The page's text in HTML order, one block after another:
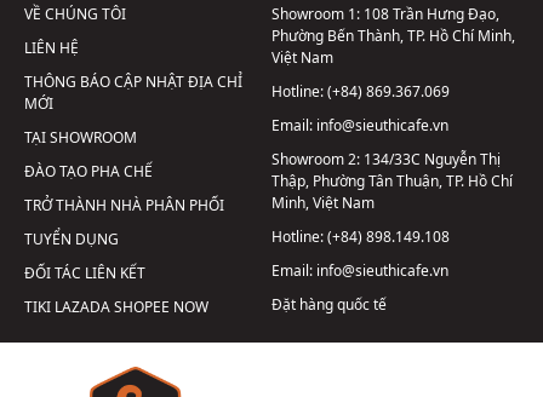
VỀ CHÚNG TÔI
LIÊN HỆ
THÔNG BÁO CẬP NHẬT ĐỊA CHỈ
MỚI
TẠI SHOWROOM
ĐÀO TẠO PHA CHẾ
TRỞ THÀNH NHÀ PHÂN PHỐI
TUYỂN DỤNG
ĐỐI TÁC LIÊN KẾT
TIKI LAZADASHOPEE NOW
Showroom 1: 108 Trần Hưng Đạo,
Phường Bến Thành, TP. Hồ Chí Minh,
Việt Nam
Hotline:(+84) 869.367.069
Email: info@sieuthicafe.vn
Showroom 2: 134/33C Nguyễn Thị
Thập, Phường Tân Thuận, TP. Hồ Chí
Minh, Việt Nam
Hotline:(+84) 898.149.108
Email: info@sieuthicafe.vn
Đặt hàng quốc tế